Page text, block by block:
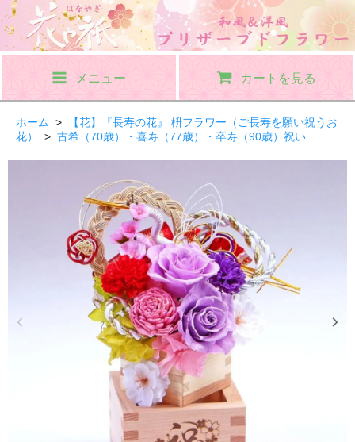
メニュー カートを見る
ホーム >
【花】『長寿の花』 枡フラワー（ご長寿を願い祝うお
花）
> 古希（70歳）・喜寿（77歳）・卒寿（90歳）祝い